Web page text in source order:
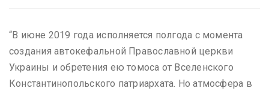
“В июне 2019 года исполняется полгода с момента
создания автокефальной Православной церкви
Украины и обретения ею томоса от Вселенского
Константинопольского патриархата. Но атмосфера в